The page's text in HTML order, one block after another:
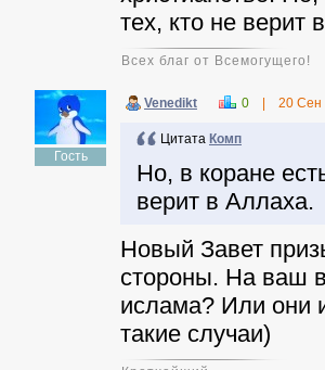
тех, кто не верит
Всех благ от Всемогущего!
Гость
Venedikt 0 20 Сен
Цитата Комп
Но, в коране
верит в Аллаха.
Новый Завет
стороны. На ваш
ислама? Или они
такие случаи)